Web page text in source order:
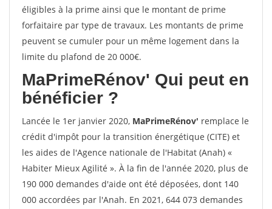
éligibles à la prime ainsi que le montant de prime
forfaitaire par type de travaux. Les montants de prime
peuvent se cumuler pour un même logement dans la
limite du plafond de 20 000€.
MaPrimeRénov' Qui peut en
bénéficier ?
Lancée le 1er janvier 2020, MaPrimeRénov' remplace le
crédit d'impôt pour la transition énergétique (CITE) et
les aides de l'Agence nationale de l'Habitat (Anah) «
Habiter Mieux Agilité ». À la fin de l'année 2020, plus de
190 000 demandes d'aide ont été déposées, dont 140
000 accordées par l'Anah. En 2021, 644 073 demandes